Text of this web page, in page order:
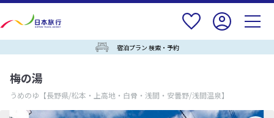
宿泊プラン 検索・予約
梅の湯
うめのゆ 【長野県/松本・上高地・白骨・浅間・安曇野/浅間温泉】